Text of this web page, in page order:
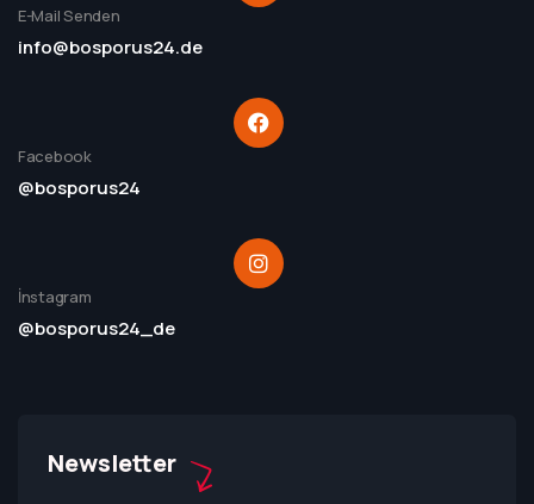
E-Mail Senden
info@bosporus24.de
Facebook
@bosporus24
İnstagram
@bosporus24_de
Newsletter